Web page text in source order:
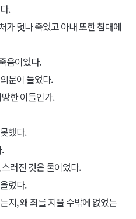
.
가 덧나 죽었고 아내 또한 침대에
음이었다.
문이 들었다.
한 이들인가.
했다.
러진 것은 둘이었다.
렸다.
지, 왜 죄를 지을 수밖에 없었는